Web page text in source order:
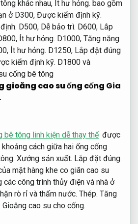
khác nhau, Ít hư hỏng. bao gồm
ở D300, Được kiểm định kỹ.
D500, Dễ bảo trì. D600, Lắp
Ít hư hỏng. D1000, Tăng năng
Ít hư hỏng. D1250, Lắp đặt đúng
kiểm định kỹ. D1800 và
cống bê tông
gioăng cao su ống cống Gia
bê tông linh kiện dễ thay thế được
cách giữa hai ống cống
Xưởng sản xuất. Lắp đặt đúng
mặt hàng khe co giãn cao su
công trình thủy điện và nhà ở
rò rỉ và thấm nước. Thép. Tăng
Gioăng cao su cho cống.